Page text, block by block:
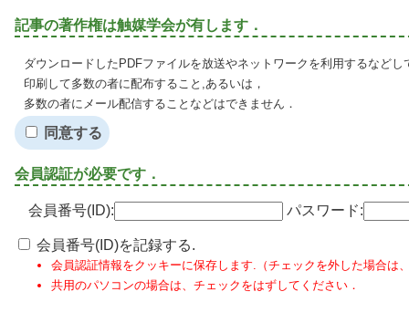
記事の著作権は触媒学会が有します．
ダウンロードしたPDFファイルを放送やネットワークを利用するなど
印刷して多数の者に配布すること,あるいは，
多数の者にメール配信することなどはできません．
同意する
会員認証が必要です．
会員番号(ID): パスワード:
会員番号(ID)を記録する.
会員認証情報をクッキーに保存します.（チェックを外した場合は
共用のパソコンの場合は、チェックをはずしてください．